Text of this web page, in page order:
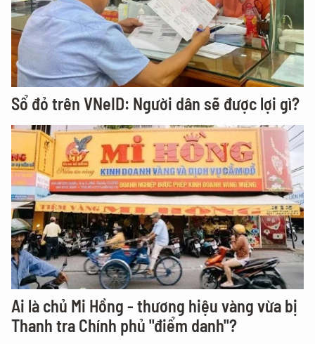
Sổ đỏ trên VNeID: Người dân sẽ được lợi gì?
Ai là chủ Mi Hồng - thương hiệu vàng vừa bị
Thanh tra Chính phủ "điểm danh"?